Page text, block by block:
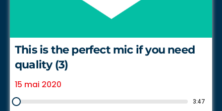
This is the perfect mic if you need
quality (3)
15 mai 2020
3:47